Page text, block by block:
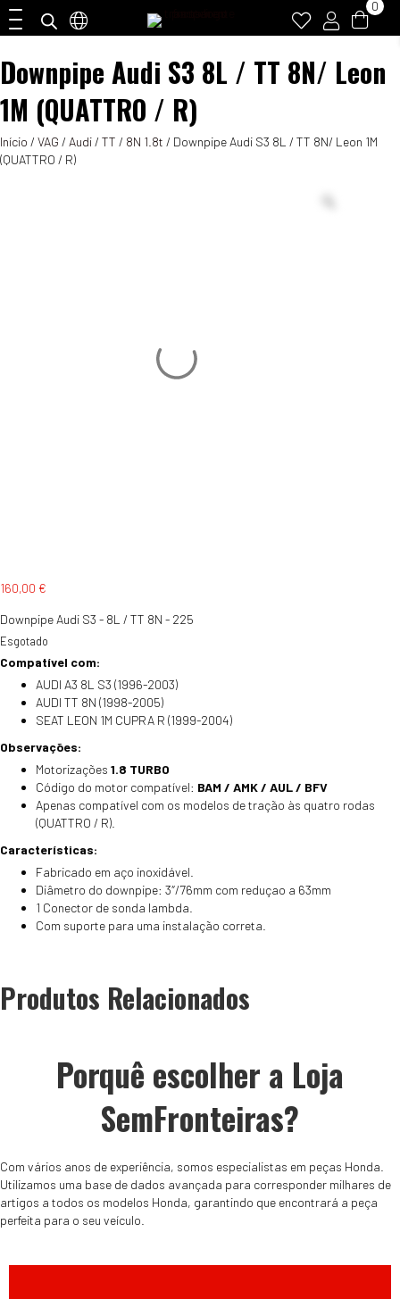
0
Downpipe Audi S3 8L / TT 8N/ Leon
1M (QUATTRO / R)
Início / VAG / Audi/ TT / 8N 1.8t / Downpipe Audi S3 8L / TT 8N/ Leon 1M
(QUATTRO / R)
160,00 €
Downpipe Audi S3 - 8L / TT 8N - 225
Esgotado
Compatível com:
AUDI A3 8L S3 (1996-2003)
AUDI TT 8N (1998-2005)
SEAT LEON 1M CUPRA R (1999-2004)
Observações:
Motorizações 1.8 TURBO
Código do motor compatível: BAM / AMK / AUL / BFV
Apenas compatível com os modelos de tração às quatro rodas
(QUATTRO / R).
Características:
Fabricado em aço inoxidável.
Diâmetro do downpipe: 3″/76mm com reduçao a 63mm
1 Conector de sonda lambda.
Com suporte para uma instalação correta.
Produtos Relacionados
Porquê escolher a Loja
SemFronteiras?
Com vários anos de experiência, somos especialistas em peças Honda.
Utilizamos uma base de dados avançada para corresponder milhares de
artigos a todos os modelos Honda, garantindo que encontrará a peça
perfeita para o seu veículo.